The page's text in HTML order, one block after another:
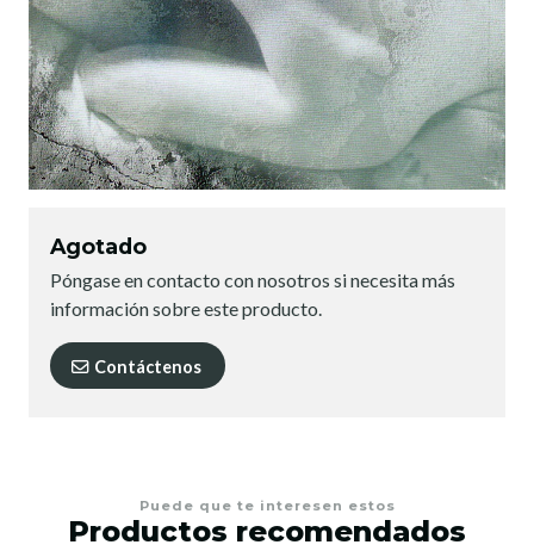
Agotado
Póngase en contacto con nosotros si necesita más
información sobre este producto.
Contáctenos
Puede que te interesen estos
Productos recomendados